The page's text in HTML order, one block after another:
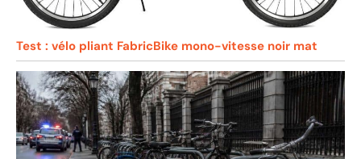
Test : vélo pliant FabricBike mono-vitesse noir mat